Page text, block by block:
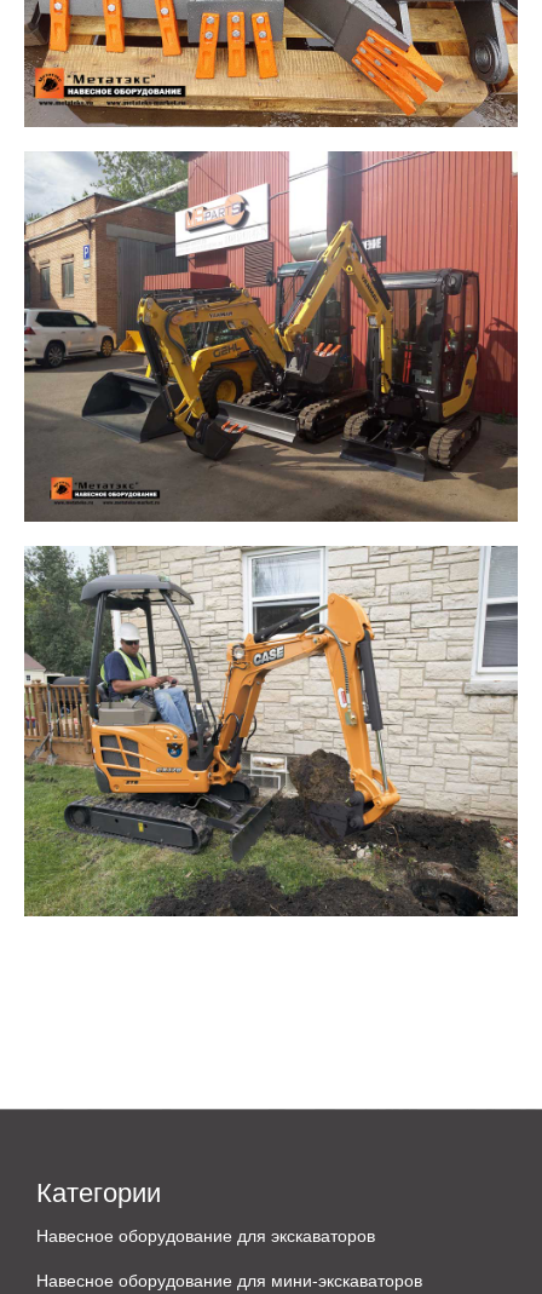
Категории
Навесное оборудование для экскаваторов
Навесное оборудование для мини-экскаваторов